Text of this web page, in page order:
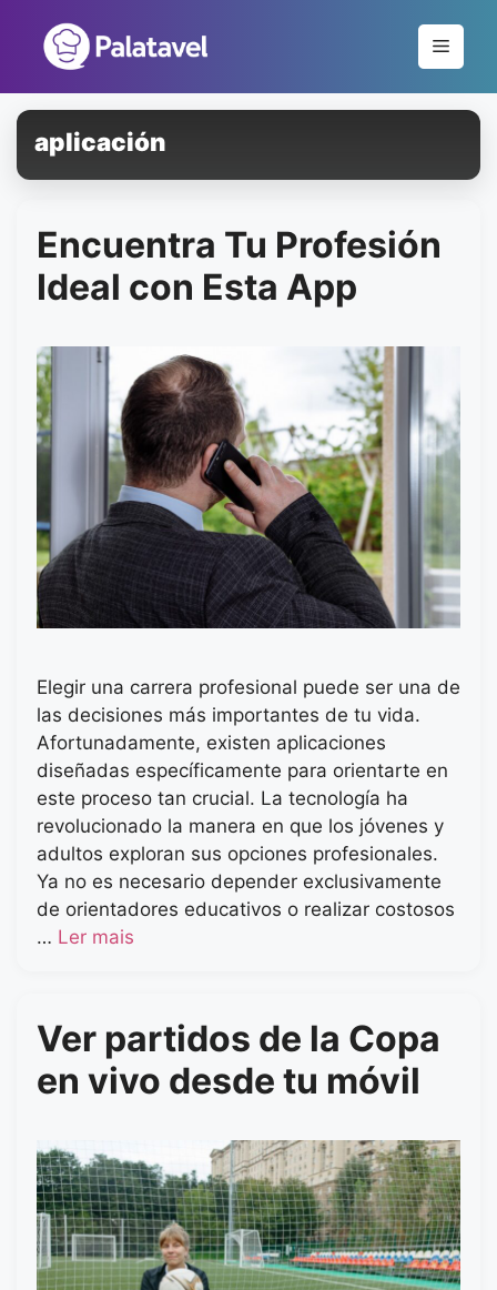
conteúdo
Menu
aplicación
Encuentra Tu Profesión
Ideal con Esta App
Elegir una carrera profesional puede ser una de
las decisiones más importantes de tu vida.
Afortunadamente, existen aplicaciones
diseñadas específicamente para orientarte en
este proceso tan crucial. La tecnología ha
revolucionado la manera en que los jóvenes y
adultos exploran sus opciones profesionales.
Ya no es necesario depender exclusivamente
de orientadores educativos o realizar costosos
… Ler mais
Ver partidos de la Copa
en vivo desde tu móvil